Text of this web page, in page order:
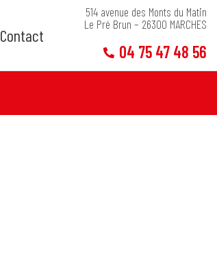
Contact
514 avenue des Monts du Matin
Le Pré Brun – 26300 MARCHES
04 75 47 48 56